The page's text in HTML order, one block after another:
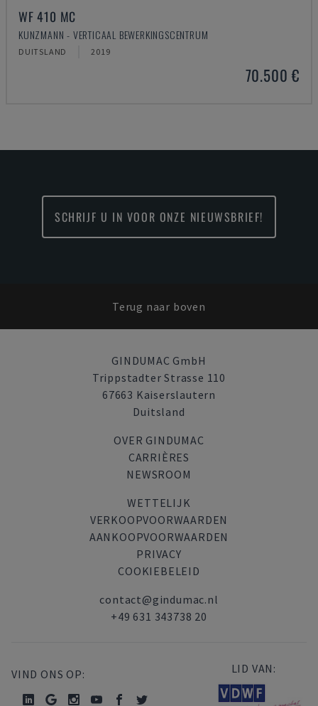
WF 410 MC
KUNZMANN - VERTICAAL BEWERKINGSCENTRUM
DUITSLAND 2019
70.500 €
SCHRIJF U IN VOOR ONZE NIEUWSBRIEF!
Terug naar boven
GINDUMAC GmbH
Trippstadter Strasse 110
67663 Kaiserslautern
Duitsland
OVER GINDUMAC
CARRIÈRES
NEWSROOM
WETTELIJK
VERKOOPVOORWAARDEN
AANKOOPVOORWAARDEN
PRIVACY
COOKIEBELEID
contact@gindumac.nl
+49 631 343738 20
VIND ONS OP: LID VAN: